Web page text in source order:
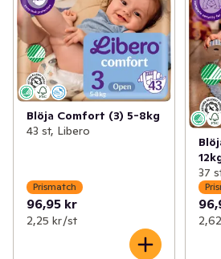
Prismatch: Hälsa & Skönhet (64)
Blöja Comfort (3) 5-8kg
43 st, Libero
Prismatch
96,95 kr
2,25 kr /st
37